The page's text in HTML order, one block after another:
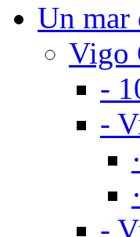
Un mar
Vigo
-
-
·
·
-